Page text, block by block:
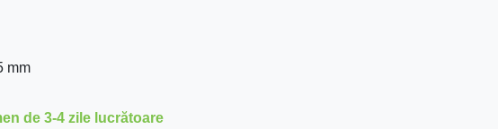
mm
de 3-4 zile lucrătoare